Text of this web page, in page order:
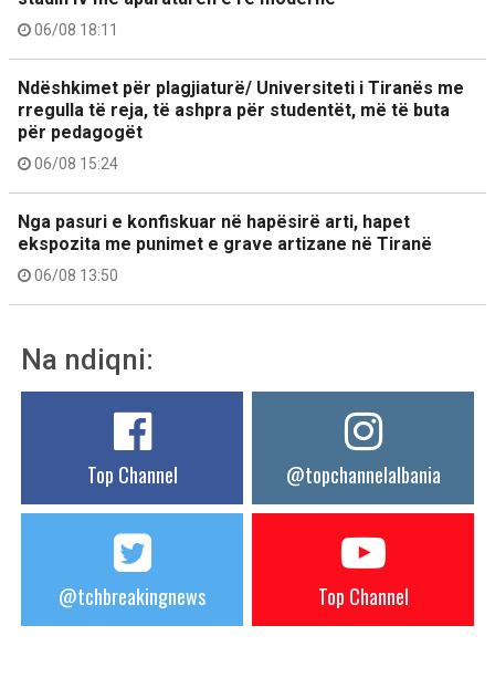
06/08 18:11
Ndëshkimet për plagjiaturë/ Universiteti i Tiranës me
rregulla të reja, të ashpra për studentët, më të buta
për pedagogët
06/08 15:24
Nga pasuri e konfiskuar në hapësirë arti, hapet
ekspozita me punimet e grave artizane në Tiranë
06/08 13:50
Na ndiqni:
Top Channel @topchannelalbania
@tchbreakingnews Top Channel